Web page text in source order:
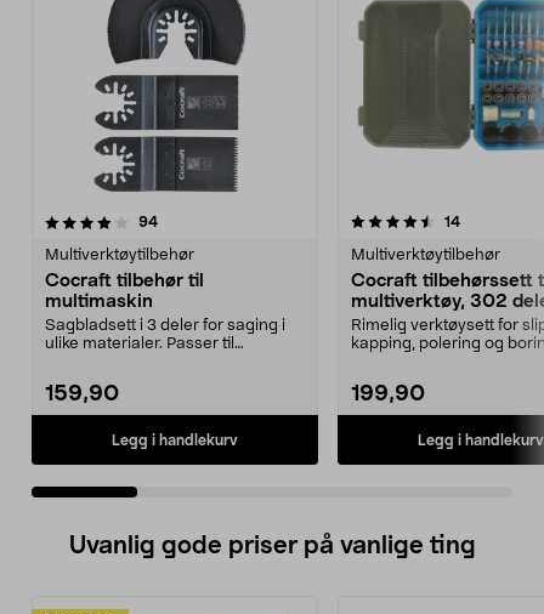
94anmeldelser
Multiverktøytilbehør
Cocraft tilbehør til
multimaskin
Sagbladsett i 3 deler for saging i
ulike materialer. Passer til
159,90
Legg i handlekurv
4.5 av 5 stjerner 14anmeldelser
Multiverktøytilbehør
Cocraft tilbehørssett
multiverktøy, 302
Rimelig verktøysett for
kapping, polering og
199,90
Legg i handlekurv
5.0 av 5 stjerner
Uvanlig gode priser på vanlige ting